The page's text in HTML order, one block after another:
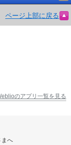
ページ上部に戻る
のアプリ一覧を見る
まへ